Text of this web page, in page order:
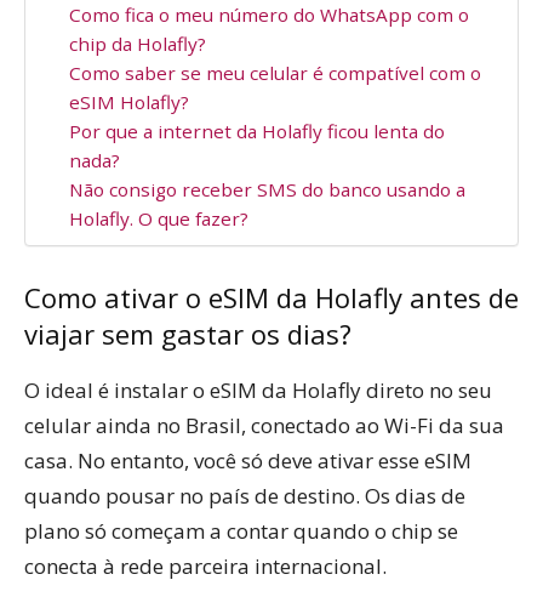
Como fica o meu número do WhatsApp com o
chip da Holafly?
Como saber se meu celular é compatível com o
eSIM Holafly?
Por que a internet da Holafly ficou lenta do
nada?
Não consigo receber SMS do banco usando a
Holafly. O que fazer?
Como ativar o eSIM da Holafly antes de
viajar sem gastar os dias?
O ideal é instalar o eSIM da Holafly direto no seu
celular ainda no Brasil, conectado ao Wi-Fi da sua
casa. No entanto, você só deve ativar esse eSIM
quando pousar no país de destino. Os dias de
plano só começam a contar quando o chip se
conecta à rede parceira internacional.